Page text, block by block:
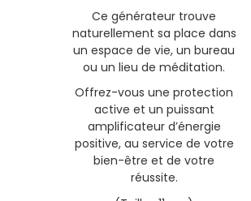
Ce générateur trouve
naturellement sa place dans
un espace de vie, un bureau
ou un lieu de méditation.
Offrez-vous une protection
active et un puissant
amplificateur d’énergie
positive, au service de votre
bien-être et de votre
réussite.